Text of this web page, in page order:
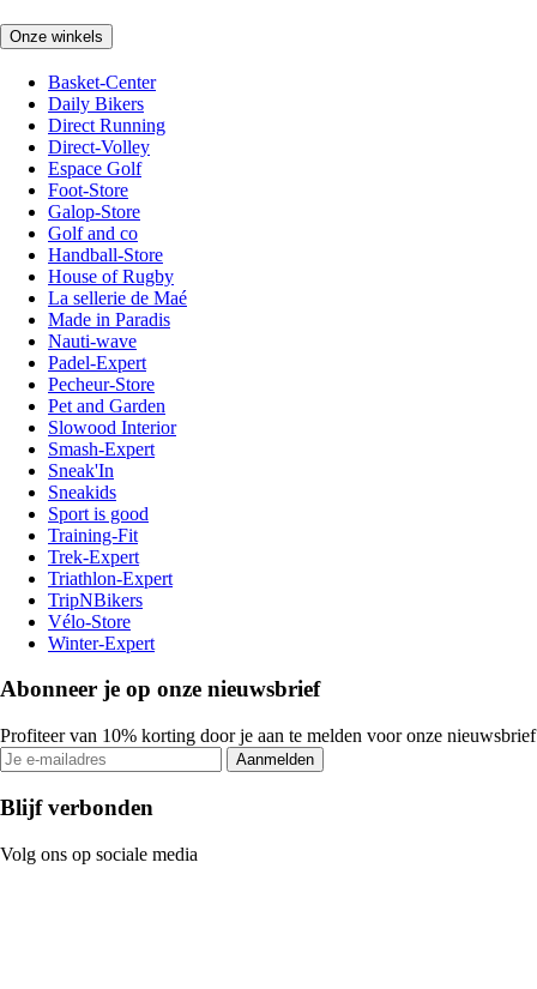
Onze winkels
Basket-Center
Daily Bikers
Direct Running
Direct-Volley
Espace Golf
Foot-Store
Galop-Store
Golf and co
Handball-Store
House of Rugby
La sellerie de Maé
Made in Paradis
Nauti-wave
Padel-Expert
Pecheur-Store
Pet and Garden
Slowood Interior
Smash-Expert
Sneak'In
Sneakids
Sport is good
Training-Fit
Trek-Expert
Triathlon-Expert
TripNBikers
Vélo-Store
Winter-Expert
Abonneer je op onze nieuwsbrief
Profiteer van 10% korting door je aan te melden voor onze nieuwsbrief
Aanmelden
Blijf verbonden
Volg ons op sociale media